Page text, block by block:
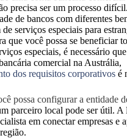
precisa ser um processo
de bancos com diferentes
de serviços especiais para
que você possa se beneficiar
especiais, é necessário
comercial na Austrália,
dos requisitos corporativos é
possa configurar a entidade
parceiro local pode ser útil.
em conectar empresas e